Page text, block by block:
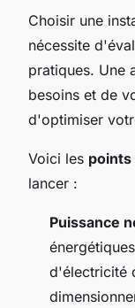
Choisir une
nécessite
pratiques. Une
besoins et de
d'optimiser
Voici les points
lancer :
Puissance
d'électricité